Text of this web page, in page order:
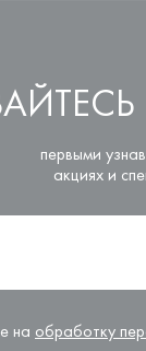
первыми
акциях и
на обработку